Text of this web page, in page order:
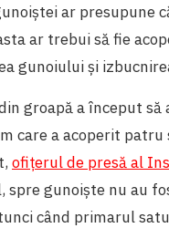
ar presupune
ar trebui să fie
gunoiului și
groapă a început să
care a acoperit
ofițerul de presă al
spre gunoiște nu au
când primarul